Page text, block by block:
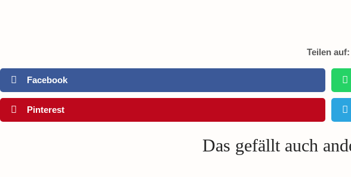
Teilen auf:
Facebook
Pinterest
Das gefällt auch